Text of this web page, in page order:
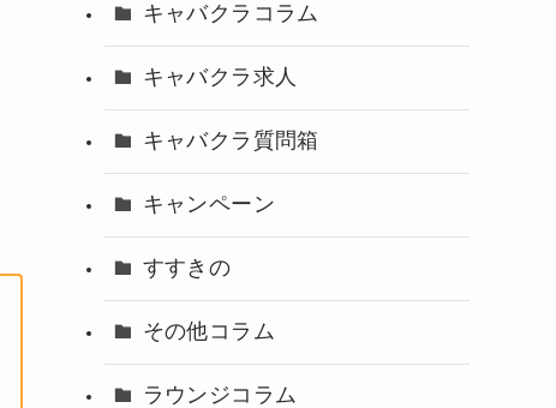
キャバクラコラム
キャバクラ求人
キャバクラ質問箱
キャンペーン
すすきの
その他コラム
ラウンジコラム